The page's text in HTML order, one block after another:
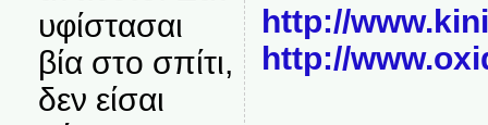
υφίστασαι
βία στο σπίτι,
δεν είσαι
http://
http://